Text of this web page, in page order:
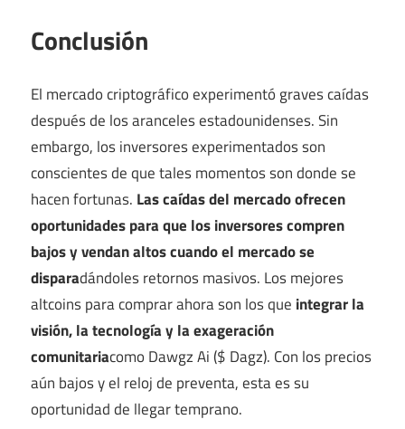
Conclusión
El mercado criptográfico experimentó graves caídas
después de los aranceles estadounidenses. Sin
embargo, los inversores experimentados son
conscientes de que tales momentos son donde se
hacen fortunas. Las caídas del mercado ofrecen
oportunidades para que los inversores compren
bajos y vendan altos cuando el mercado se
disparadándoles retornos masivos. Los mejores
altcoins para comprar ahora son los que integrar la
visión, la tecnología y la exageración
comunitariacomo Dawgz Ai ($ Dagz). Con los precios
aún bajos y el reloj de preventa, esta es su
oportunidad de llegar temprano.